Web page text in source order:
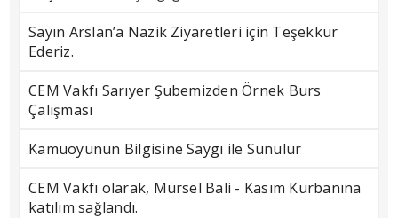
Sayın Arslan’a Nazik Ziyaretleri için Teşekkür
Ederiz.
CEM Vakfı Sarıyer Şubemizden Örnek Burs
Çalışması
Kamuoyunun Bilgisine Saygı ile Sunulur
CEM Vakfı olarak, Mürsel Bali - Kasım Kurbanına
katılım sağlandı.